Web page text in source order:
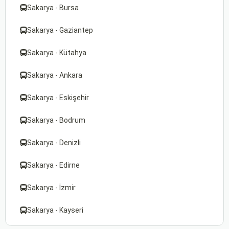
Sakarya - Bursa
Sakarya - Gaziantep
Sakarya - Kütahya
Sakarya - Ankara
Sakarya - Eskişehir
Sakarya - Bodrum
Sakarya - Denizli
Sakarya - Edirne
Sakarya - İzmir
Sakarya - Kayseri